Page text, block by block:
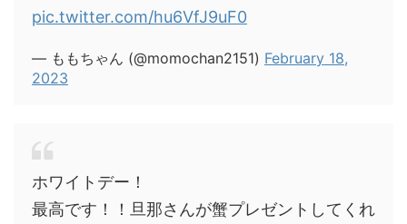
pic.twitter.com/hu6VfJ9uF0
— ももちゃん (@momochan2151) February 18,
2023
ホワイトデー！
最高です！！旦那さんが蟹プレゼントしてくれ